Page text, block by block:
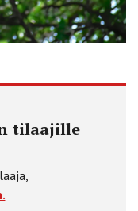
tilaajille